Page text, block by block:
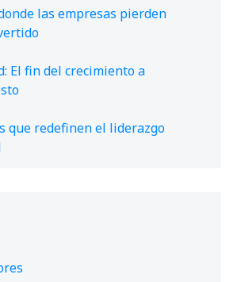
las empresas pierden
El fin del crecimiento a
que redefinen el liderazgo